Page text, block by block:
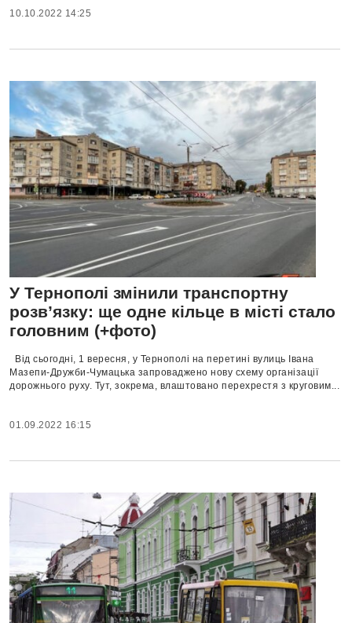
10.10.2022 14:25
У Тернополі змінили транспортну
розв’язку: ще одне кільце в місті стало
головним (+фото)
Від сьогодні, 1 вересня, у Тернополі на перетині вулиць Івана
Мазепи-Дружби-Чумацька запроваджено нову схему організації
дорожнього руху. Тут, зокрема, влаштовано перехрестя з круговим...
01.09.2022 16:15